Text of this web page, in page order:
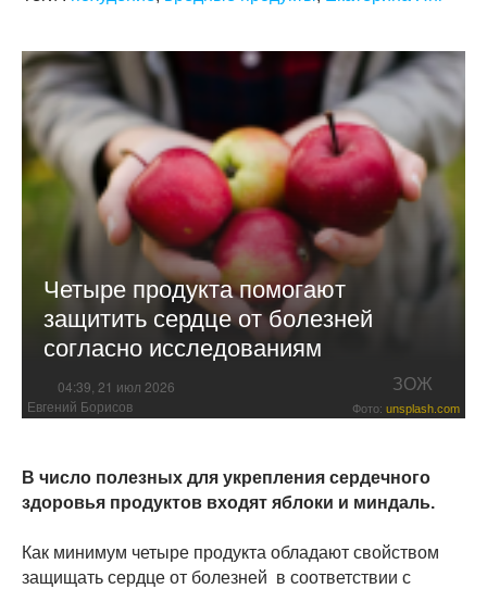
Четыре продукта помогают
защитить сердце от болезней
согласно исследованиям
04:39, 21 июл 2026 ЗОЖ
Евгений Борисов Фото: unsplash.com
В число полезных для укрепления сердечного
здоровья продуктов входят яблоки и миндаль.
Как минимум четыре продукта обладают свойством
защищать сердце от болезней в соответствии с